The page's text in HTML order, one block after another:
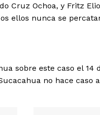
Cruz Ochoa, y Fritz
ellos nunca se
sobre este caso el 14
no hace caso